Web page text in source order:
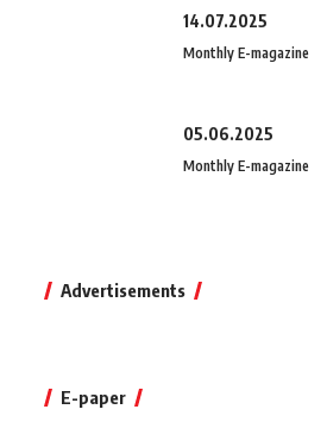
14.07.2025
Monthly E-magazine
05.06.2025
Monthly E-magazine
Advertisements
E-paper